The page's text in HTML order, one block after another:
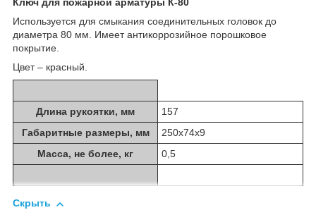
Ключ для пожарной арматуры К-80
Используется для смыкания соединительных головок до
диаметра 80 мм. Имеет антикоррозийное порошковое
покрытие.
Цвет – красный.
Длина рукоятки, мм
157
Габаритные размеры, мм
250х74х9
Масса, не более, кг
0,5
Скрыть